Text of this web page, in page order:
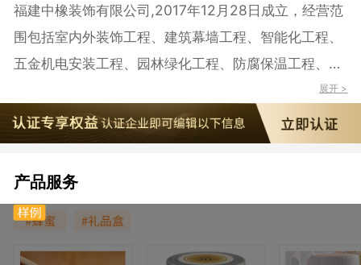
福建中橡装饰有限公司,2017年12月28日成立，经营范
围包括室内外装饰工程、建筑幕墙工程、智能化工程、
五金机电安装工程、园林绿化工程、防腐保温工程、钢
结构工程设计施工；建筑材料（不含危险化学品）、灯
具、卫生洁具、家具、家电、门窗销售；园林技术开
发；钢材、电缆、管道销售。（依法须经批准的项目，
经相关部门批准后方可开展经营活动）
展开 >
产品服务